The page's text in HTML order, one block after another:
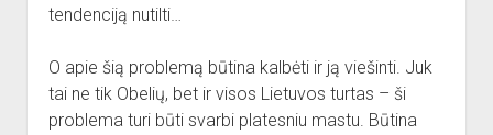
tendenciją nutilti…
O apie šią problemą būtina kalbėti ir ją viešinti. Juk
tai ne tik Obelių, bet ir visos Lietuvos turtas – ši
problema turi būti svarbi platesniu mastu. Būtina